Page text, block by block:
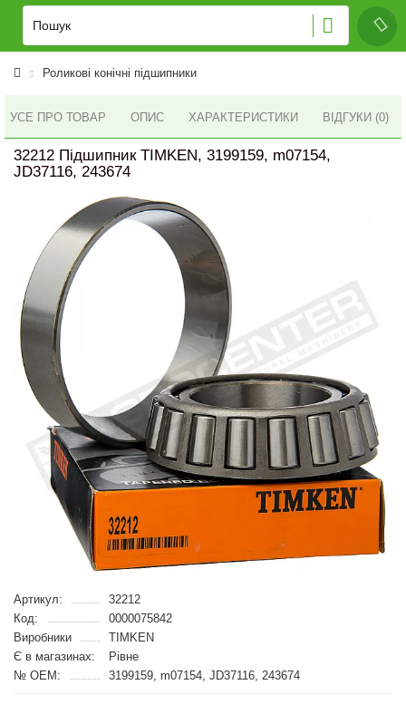
Роликові конічні підшипники
УСЕ ПРО ТОВАР ОПИС ХАРАКТЕРИСТИКИ ВІДГУКИ (0)
32212 Підшипник TIMKEN, 3199159, m07154,
JD37116, 243674
Артикул:
32212
Код:
0000075842
Виробники
TIMKEN
Є в магазинах:
Рівне
№ OEM:
3199159, m07154, JD37116, 243674